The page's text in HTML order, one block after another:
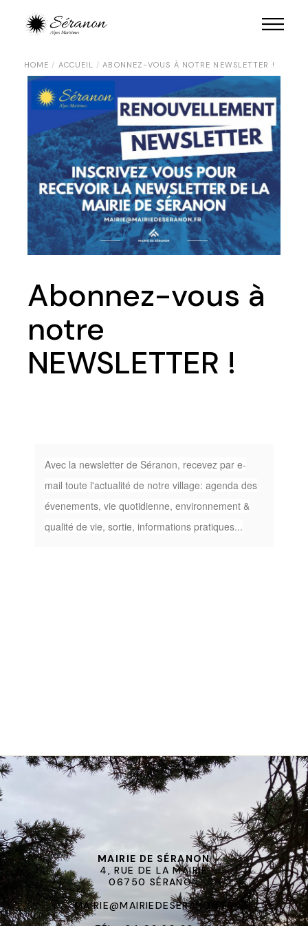
HOME ACCUEIL ABONNEZ-VOUS À NOTRE NEWSLETTER !
Abonnez-vous à
notre
NEWSLETTER !
Avec la newsletter de Séranon, recevez par e-
mail toute l'actualité de notre village: agenda des
évenements, vie quotidienne, environnement &
qualité de vie, sortie, informations pratiques...
MAIRIE DE SÉRANON
4, RUE DE LA MAIRIE
06750 SÉRANON
MAIRIE@MAIRIEDESERANON.FR